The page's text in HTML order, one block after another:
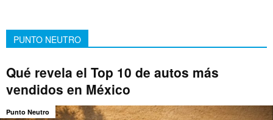
PUNTO NEUTRO
Qué revela el Top 10 de autos más
vendidos en México
Punto Neutro